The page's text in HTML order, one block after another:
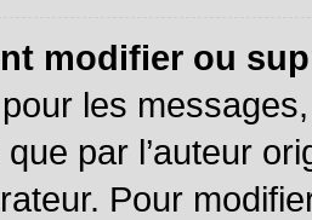
modifier ou
les
par l’auteur
Pour